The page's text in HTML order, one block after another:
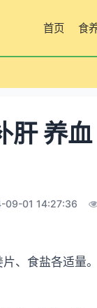
首页 食
养
09-01 14:27:36
、食盐各适量。